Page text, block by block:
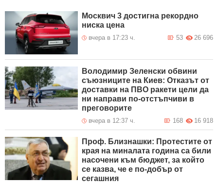
Москвич 3 достигна рекордно
ниска цена
вчера в 17:23 ч. 26 696
53
Володимир Зеленски обвини
съюзниците на Киев: Отказът от
доставки на ПВО ракети цели да
ни направи по-отстъпчиви в
преговорите
вчера в 12:37 ч. 16 918
168
Проф. Близнашки: Протестите от
края на миналата година са били
насочени към бюджет, за който
се казва, че е по-добър от
сегашния